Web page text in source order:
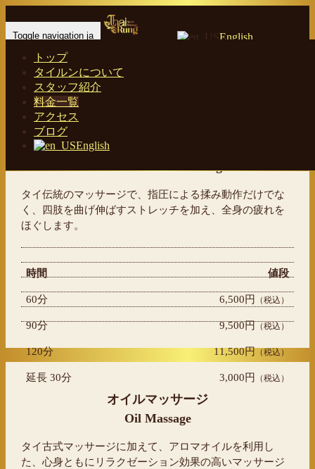
English
Toggle navigation ja
トップ
タイルンについて
スタッフ紹介
料金一覧
アクセス
ブログ
English
Home -Off…
料金一覧
タイ古式マッサージ
タイ伝統のマッサージで、指圧による揉み動作だけでな
く、四肢を曲げ伸ばすストレッチを加え、全身の疲れを
ほぐします。
時間 値段
60分 6,500円 （税込）
90分 9,500円 （税込）
120分 11,500円 （税込）
延長 30分 3,000円 （税込）
オイルマッサージ
Oil Massage
タイ古式マッサージに加えて、アロマオイルを利用し
た、心身ともにリラクゼーション効果の高いマッサージ